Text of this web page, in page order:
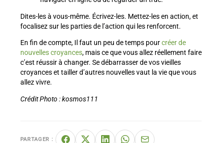
Dites-les à vous-même. Écrivez-les. Mettez-les en action, et
focalisez sur les parties de l’action qui les renforcent.
En fin de compte, Il faut un peu de temps pourcréer de
nouvelles croyances, mais ce que vous allez réellement faire
c’est réussir à changer. Se débarrasser de vos vieilles
croyances et tailler d’autres nouvelles vaut la vie que vous
allez vivre.
Crédit Photo : kosmos111
PARTAGER :